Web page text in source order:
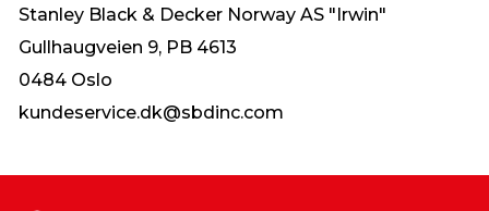
Stanley Black & Decker Norway AS "Irwin"
Gullhaugveien 9, PB 4613
0484 Oslo
kundeservice.dk@sbdinc.com